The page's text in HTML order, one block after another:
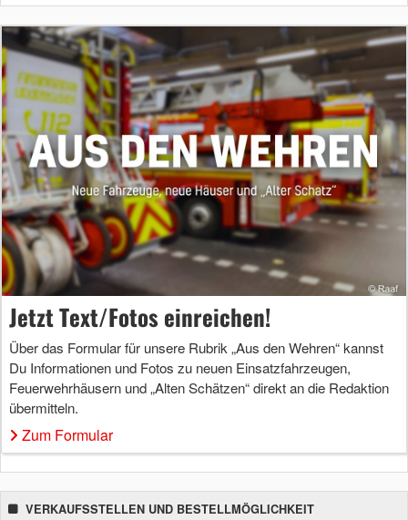
Jetzt Text/Fotos einreichen!
Über das Formular für unsere Rubrik „Aus den Wehren“ kannst
Du Informationen und Fotos zu neuen Einsatzfahrzeugen,
Feuerwehrhäusern und „Alten Schätzen“ direkt an die Redaktion
übermitteln.
Zum Formular
VERKAUFSSTELLEN UND BESTELLMÖGLICHKEIT